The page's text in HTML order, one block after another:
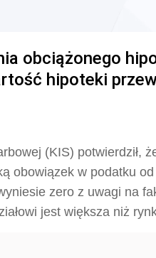
obciążonego
hipoteki
(KIS) potwierdził,
obowiązek w podatku
zero z uwagi na
jest większa niż